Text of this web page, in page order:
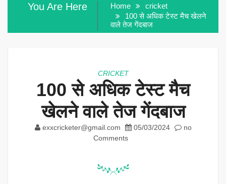
You Are Here Home
cricket
100 से अधिक टेस्ट मैच खेलने
वाले तेज गेंदबाज
CRICKET
100 से अधिक टेस्ट मैच
खेलने वाले तेज गेंदबाज
exxcricketer@gmail.com 05/03/2024
no
Comments